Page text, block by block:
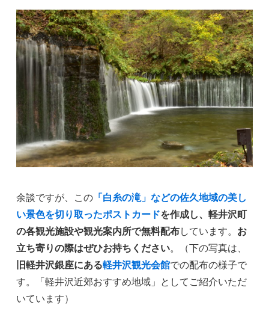
余談ですが、この 「白糸の滝」などの佐久地域の美し
い景色を切り取ったポストカードを作成し、軽井沢町
の各観光施設や観光案内所で無料配布しています。 お
立ち寄りの際はぜひお持ちください。（下の写真は、
旧軽井沢銀座にある軽井沢観光会館での配布の様子で
す。「軽井沢近郊おすすめ地域」としてご紹介いただ
いています）